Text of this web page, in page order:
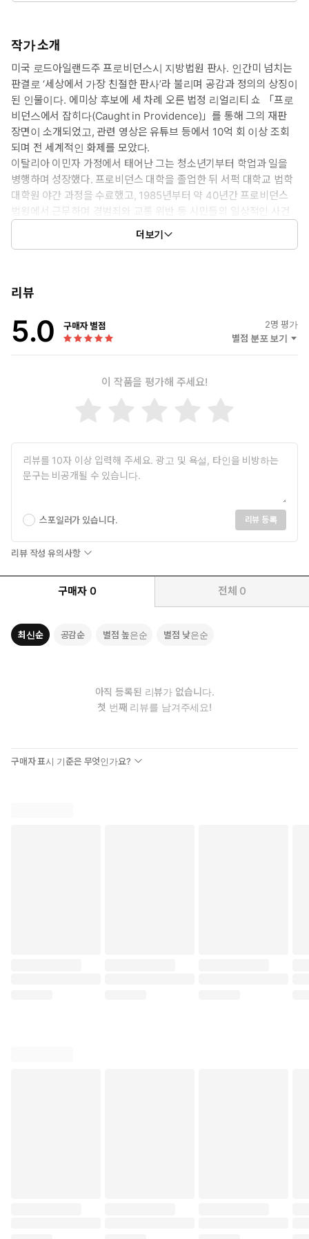
작가 소개
미국 로드아일랜드주 프로비던스시 지방법원 판사. 인간미 넘치는
판결로 ‘세상에서 가장 친절한 판사’라 불리며 공감과 정의의 상징이
된 인물이다. 에미상 후보에 세 차례 오른 법정 리얼리티 쇼 「프로
비던스에서 잡히다(Caught in Providence)」를 통해 그의 재판
장면이 소개되었고, 관련 영상은 유튜브 등에서 10억 회 이상 조회
되며 전 세계적인 화제를 모았다.
이탈리아 이민자 가정에서 태어난 그는 청소년기부터 학업과 일을
병행하며 성장했다. 프로비던스 대학을 졸업한 뒤 서퍽 대학교 법학
대학원 야간 과정을 수료했고, 1985년부터 약 40년간 프로비던스
법원에서 근무하며 경범죄와 교통 위반 등 시민들의 일상적인 사건
그의 법정은 단순히 판결을 내리는 공간이 아니라, 시민의 사연을
의 공로를 기려 법정의 이름을 ‘프랭크 카프리오 법정’으로 명명했
여준 인물”이라 평가했다.
그는 2025년 8월 21일, 췌장암 투병 끝에 향년 88세로 세상을 떠났
다.
더보기
리뷰
5.0 구매자 별점 2명 평가
별점 분포 보기
이 작품을 평가해 주세요!
스포일러가 있습니다. 리뷰 등록
리뷰 작성 유의사항
구매자 0 전체 0
최신순 공감순 별점 높은순 별점 낮은순
아직 등록된 리뷰가 없습니다.
첫 번째 리뷰를 남겨주세요!
구매자 표시 기준은 무엇인가요?